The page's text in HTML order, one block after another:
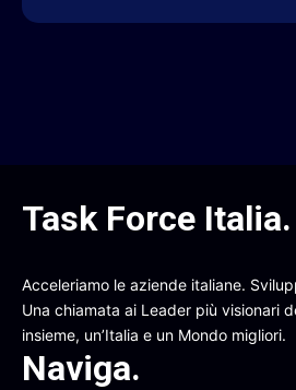
Task Force Italia.
Acceleriamo le aziende italiane.
Una chiamata ai Leader più visionari
insieme, un’Italia e un Mondo migliori.
Naviga.